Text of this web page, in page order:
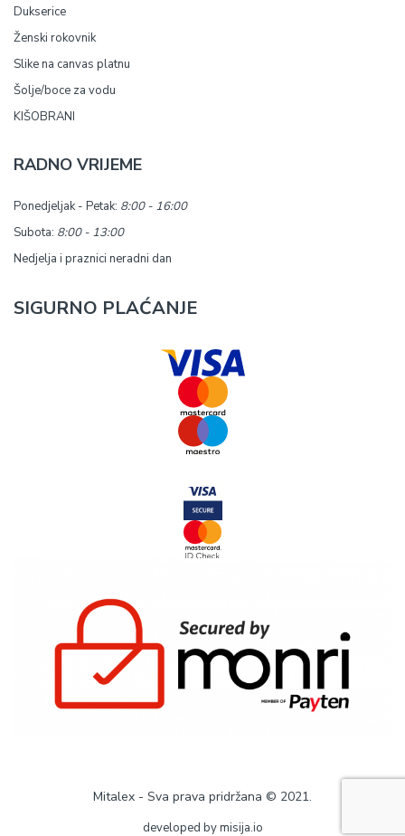
Dukserice
Ženski rokovnik
Slike na canvas platnu
Šolje/boce za vodu
KIŠOBRANI
RADNO VRIJEME
Ponedjeljak - Petak: 8:00 - 16:00
Subota: 8:00 - 13:00
Nedjelja i praznici neradni dan
SIGURNO PLAĆANJE
Mitalex - Sva prava pridržana © 2021.
developed bymisija.io